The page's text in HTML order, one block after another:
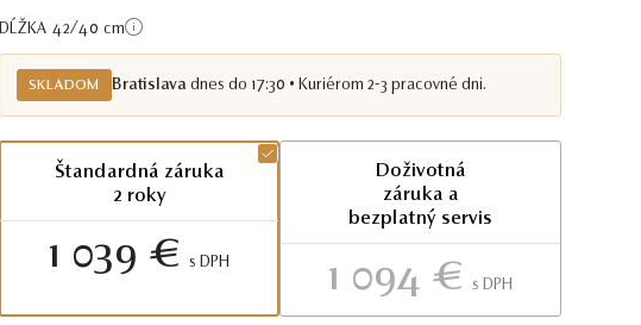
DĹŽKA 42/40 cm
SKLADOM Bratislava dnes do 17:30 • Kuriérom 2-3 pracovné dni.
Štandardná záruka
2 roky
1 039 € S DPH
Doživotná
záruka a
bezplatný servis
1 094 € S DPH